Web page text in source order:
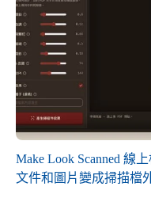
Make Look Scanned 線
文件和圖片變成掃描檔